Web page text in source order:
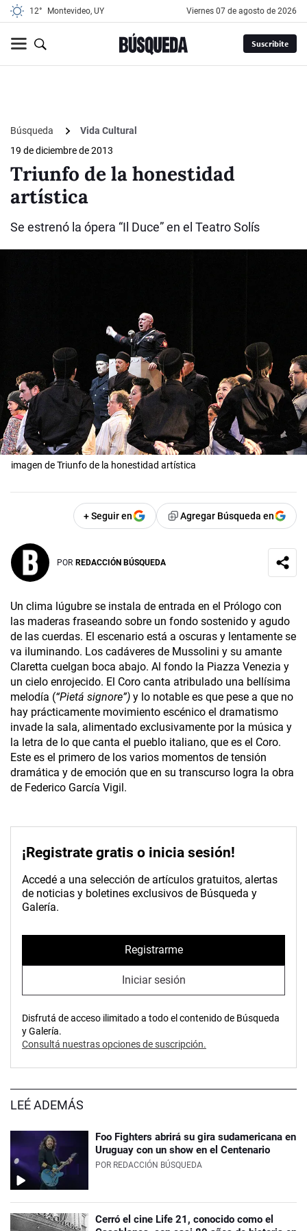
12° Montevideo, UY viernes 07 de agosto de 2026
Suscribite
Búsqueda
Vida Cultural
19 de diciembre de 2013
Triunfo de la honestidad
artística
Se estrenó la ópera “Il Duce” en el Teatro Solís
imagen de Triunfo de la honestidad artística
+ Seguir en Agregar Búsqueda en
POR REDACCIÓN BÚSQUEDA
Un clima lúgubre se instala de entrada en el Prólogo con
las maderas fraseando sobre un fondo sostenido y agudo
de las cuerdas. El escenario está a oscuras y lentamente se
va iluminando. Los cadáveres de Mussolini y su amante
Claretta cuelgan boca abajo. Al fondo la Piazza Venezia y
un cielo enrojecido. El Coro canta atribulado una bellísima
melodía (“Pietá signore”) y lo notable es que pese a que no
hay prácticamente movimiento escénico el dramatismo
invade la sala, alimentado exclusivamente por la música y
la letra de lo que canta el pueblo italiano, que es el Coro.
Este es el primero de los varios momentos de tensión
dramática y de emoción que en su transcurso logra la obra
de Federico García Vigil.
¡Registrate gratis o inicia sesión!
Accedé a una selección de artículos gratuitos, alertas
de noticias y boletines exclusivos de Búsqueda y
Galería.
Registrarme
Iniciar sesión
Disfrutá de acceso ilimitado a todo el contenido de Búsqueda
y Galería.
Consultá nuestras opciones de suscripción.
LEÉ ADEMÁS
Foo Fighters abrirá su gira sudamericana en
Uruguay con un show en el Centenario
POR REDACCIÓN BÚSQUEDA
Cerró el cine Life 21, conocido como el